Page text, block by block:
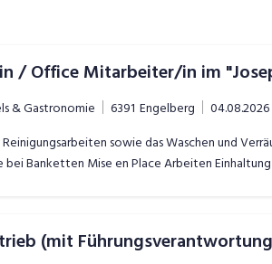
/ Office Mitarbeiter/in im
& Gastronomie 6391 Engelberg 04.08.2026
sowie das Waschen und
bei Banketten Mise en Place Arbeiten
(mit